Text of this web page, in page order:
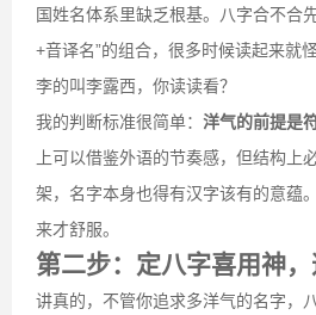
国姓名体系里缺乏根基。八字合不合
+音译名”的组合，很多时候读起来就
李的叫李露西，你读读看？
我的判断标准很简单： 洋气的前提是
上可以借鉴外语的节奏感，但结构上
架，名字本身也得有汉字该有的意蕴
来才舒服。
第二步：定八字喜用神
讲真的，不管你追求多洋气的名字，